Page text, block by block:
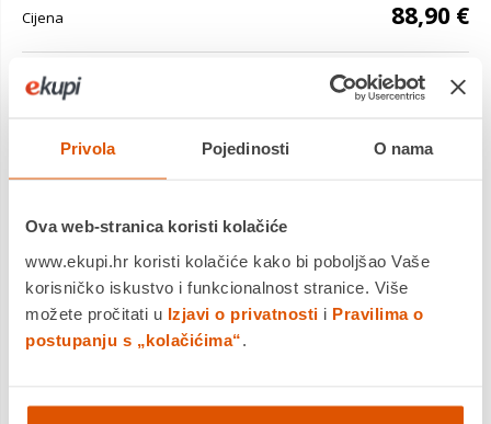
Privola Pojedinosti O nama
Ova web-stranica koristi kolačiće
www.ekupi.hr koristi kolačiće kako bi poboljšao Vaše
korisničko iskustvo i funkcionalnost stranice. Više
možete pročitati u Izjavi o privatnosti i Pravilima o
postupanju s „kolačićima“
Cijena 88,90 €
EasySpray 18 - napon akumulatora 18,0 V, učinak 0-100
ml/min, brzina bojanja 1 m²/min, volumen posude 800 ml,
Saznaj više
Povrat robe moguć unutar 14 dana
PROIZVOD JE NEDOSTUPAN
KUPITE ODMAH